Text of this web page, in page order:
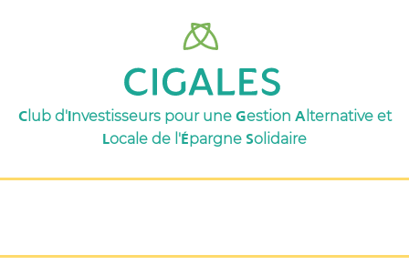
Club d'Investisseurs pour une Gestion Alternative et
Locale de l'Épargne Solidaire